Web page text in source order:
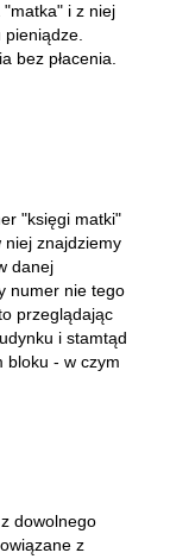
"matka" i z niej
pieniądze.
bez płacenia.
"księgi matki"
niej znajdziemy
danej
numer nie tego
przeglądając
i stamtąd
bloku - w czym
dowolnego
z